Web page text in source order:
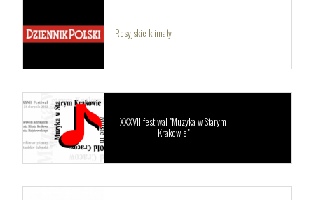
Rosyjskie klimaty
XXXVII festiwal "Muzyka w Starym
Krakowie"